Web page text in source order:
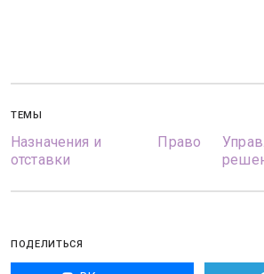
ТЕМЫ
Назначения и
отставки
Право
ПОДЕЛИТЬСЯ